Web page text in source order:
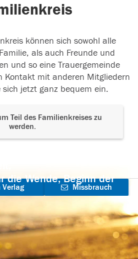
können sich sowohl alle
als auch Freunde und
und so eine Trauergemeinde
Kontakt mit anderen Mitgliedern
sich jetzt ganz bequem ein.
Teil des Familienkreises zu
werden.
die Wende, Beginn der
Missbrauch